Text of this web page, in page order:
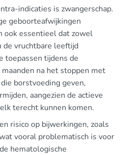
indicaties is zwangerschap.
geboorteafwijkingen
ook essentieel dat zowel
de vruchtbare leeftijd
toepassen tijdens de
na het stoppen met
borstvoeding geven,
aangezien de actieve
terecht kunnen komen.
risico op bijwerkingen, zoals
vooral problematisch is voor
hematologische